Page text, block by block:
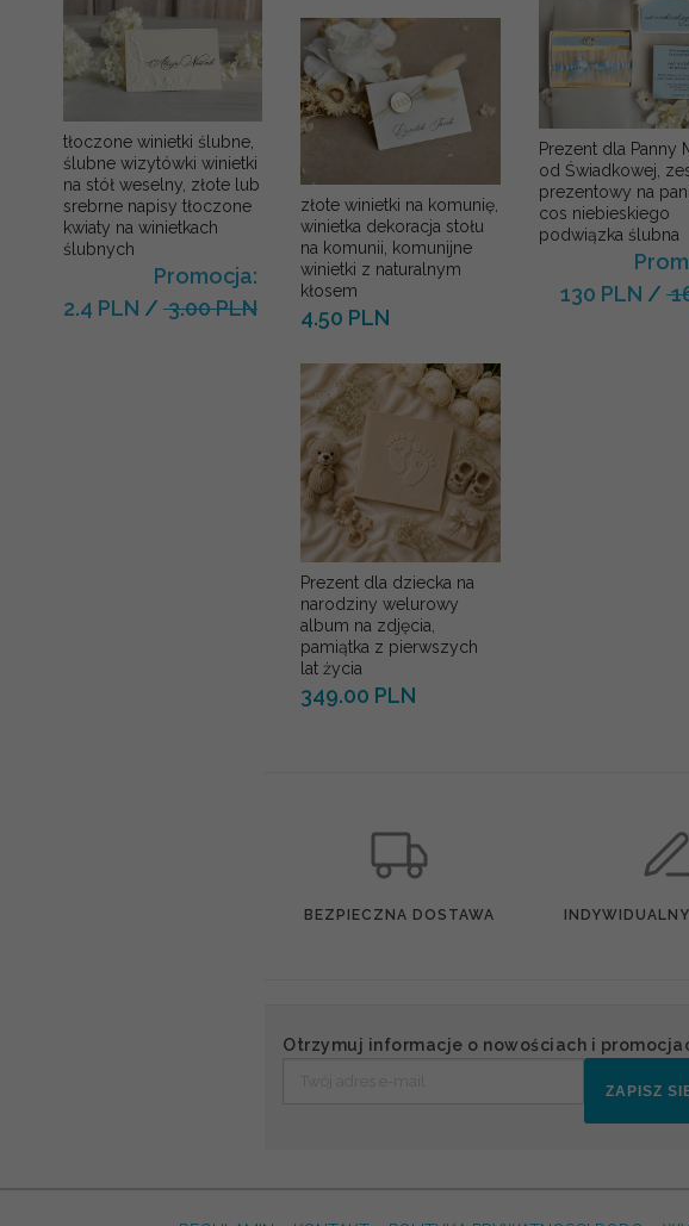
tłoczone winietki ślubne,
ślubne wizytówki winietki
na stół weselny, złote lub
srebrne napisy tłoczone
kwiaty na winietkach
ślubnych
Promocja:
2.4 PLN / 3.00 PLN
złote winietki na komunię,
winietka dekoracja stołu
na komunii, komunijne
winietki z naturalnym
kłosem
4.50 PLN
Prezent dla dziecka na
narodziny welurowy
album na zdjęcia,
pamiątka z pierwszych
lat życia
349.00 PLN
Prezent dla Panny
od Świadkowej,
prezentowy na
cos niebieskiego
podwiązka ślubna
130 PLN /
BEZPIECZNA DOSTAWA
Otrzymuj informacje o nowościach i
ZAPISZ